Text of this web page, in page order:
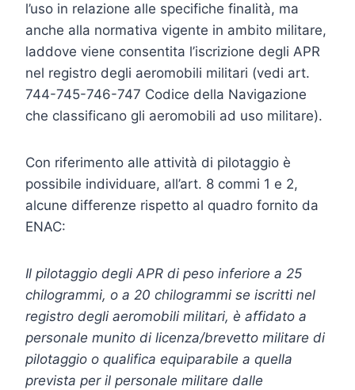
l’uso in relazione alle specifiche finalità, ma
anche alla normativa vigente in ambito militare,
laddove viene consentita l’iscrizione degli APR
nel registro degli aeromobili militari (vedi art.
744-745-746-747 Codice della Navigazione
che classificano gli aeromobili ad uso militare).
Con riferimento alle attività di pilotaggio è
possibile individuare, all’art. 8 commi 1 e 2,
alcune differenze rispetto al quadro fornito da
ENAC:
Il pilotaggio degli APR di peso inferiore a 25
chilogrammi, o a 20 chilogrammi se iscritti nel
registro degli aeromobili militari, è affidato a
personale munito di licenza/brevetto militare di
pilotaggio o qualifica equiparabile a quella
prevista per il personale militare dalle